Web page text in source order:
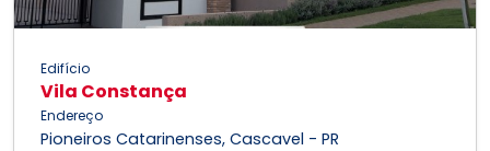
Edifício
Vila Constança
Endereço
Pioneiros Catarinenses, Cascavel - PR